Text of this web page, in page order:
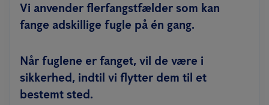
Vi anvender flerfangstfælder som kan
fange adskillige fugle på én gang.
Når fuglene er fanget, vil de være i
sikkerhed, indtil vi flytter dem til et
bestemt sted.